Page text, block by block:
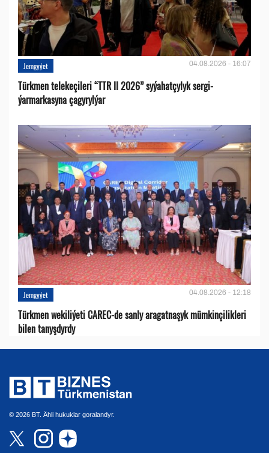
Jemgyýet 04.08.2026 - 16:07
Türkmen telekeçileri “TTR II 2026” syýahatçylyk sergi-
ýarmarkasyna çagyrylýar
Jemgyýet 04.08.2026 - 12:18
Türkmen wekiliýeti CAREC-de sanly aragatnaşyk mümkinçilikleri
bilen tanyşdyrdy
© 2026 BT. Ähli hukuklar goralandyr.